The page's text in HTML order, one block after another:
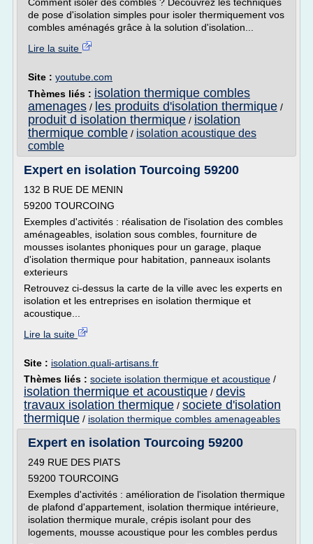
de pose d'isolation simples pour isoler thermiquement vos
combles aménagés grâce à la solution d'isolation...
Lire la suite
Site : youtube.com
Thèmes liés : isolation thermique combles
amenages / les produits d'isolation thermique /
produit d isolation thermique / isolation
thermique comble / isolation acoustique des
comble
Expert en isolation Tourcoing 59200
132 B RUE DE MENIN
59200 TOURCOING
Exemples d'activités : réalisation de l'isolation des combles
aménageables, isolation sous combles, fourniture de
mousses isolantes phoniques pour un garage, plaque
d'isolation thermique pour habitation, panneaux isolants
exterieurs
Retrouvez ci-dessus la carte de la ville avec les experts en
isolation et les entreprises en isolation thermique et
acoustique...
Lire la suite
Site : isolation.quali-artisans.fr
Thèmes liés : societe isolation thermique et acoustique /
isolation thermique et acoustique / devis
travaux isolation thermique / societe d'isolation
thermique / isolation thermique combles amenageables
Expert en isolation Tourcoing 59200
249 RUE DES PIATS
59200 TOURCOING
Exemples d'activités : amélioration de l'isolation thermique
de plafond d'appartement, isolation thermique intérieure,
isolation thermique murale, crépis isolant pour des
logements, mousse acoustique pour les combles perdus